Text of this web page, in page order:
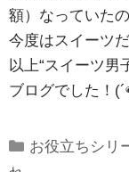
額）なっていた
今度はスイーツ
以上“スイーツ男
ブログでした！
Categories
お役立ちシリ